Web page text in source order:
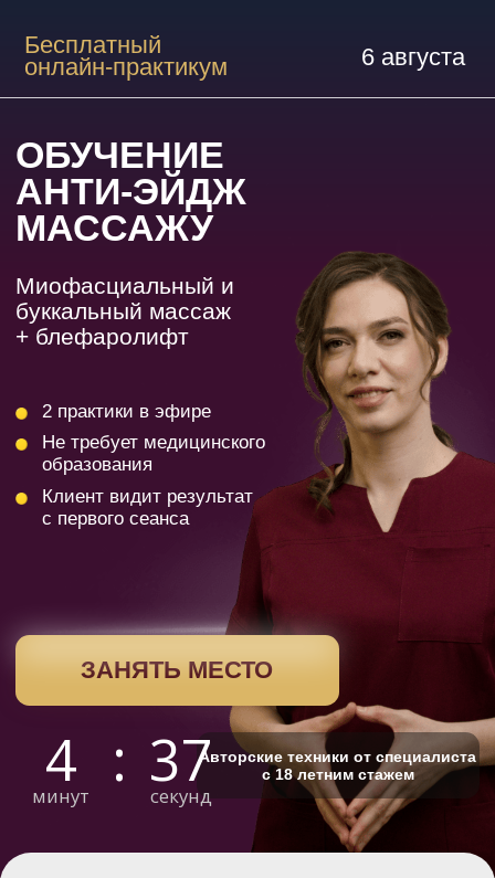
Не требует медицинского
образования
Миофасциальный и
буккальный массаж
+ блефаролифт
АНТИ-ЭЙДЖ
МАССАЖУ
ЗАНЯТЬ МЕСТО
Авторские техники от специалиста
с 18 летним стажем
2 практики в эфире
4 : 36
онлайн-практикум